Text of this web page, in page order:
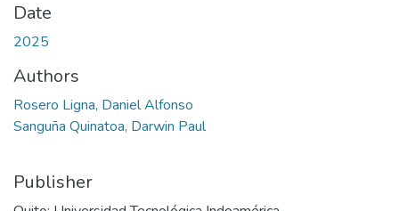
Date
2025
Authors
Rosero Ligna, Daniel Alfonso
Sanguña Quinatoa, Darwin Paul
Publisher